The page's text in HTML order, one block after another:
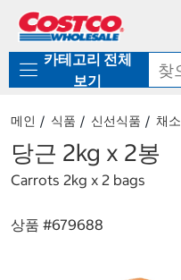
로
기
가
카테고리 전체
보기
메인 식품 신선식품 채소
당근 2kg x 2봉
Carrots 2kg x 2 bags
상품 #679688